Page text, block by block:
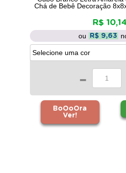
Chá de Bebê Decoração
R$ 10,14
ou R$ 9,63
-
BoOoOra
Ver!